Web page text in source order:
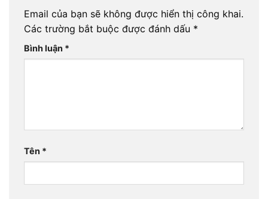
Email của bạn sẽ không được hiển thị công khai.
Các trường bắt buộc được đánh dấu *
Bình luận *
Tên *